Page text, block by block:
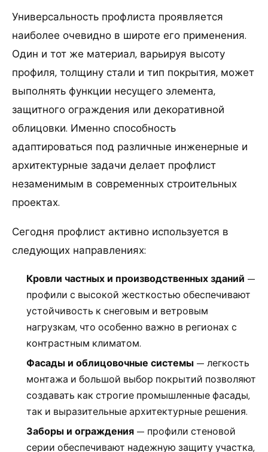
Универсальность профлиста проявляется
наиболее очевидно в широте его применения.
Один и тот же материал, варьируя высоту
профиля, толщину стали и тип покрытия, может
выполнять функции несущего элемента,
защитного ограждения или декоративной
облицовки. Именно способность
адаптироваться под различные инженерные и
архитектурные задачи делает профлист
незаменимым в современных строительных
проектах.
Сегодня профлист активно используется в
следующих направлениях:
Кровли частных и производственных зданий —
профили с высокой жесткостью обеспечивают
устойчивость к снеговым и ветровым
нагрузкам, что особенно важно в регионах с
контрастным климатом.
Фасады и облицовочные системы — легкость
монтажа и большой выбор покрытий позволяют
создавать как строгие промышленные фасады,
так и выразительные архитектурные решения.
Заборы и ограждения — профили стеновой
серии обеспечивают надежную защиту участка,